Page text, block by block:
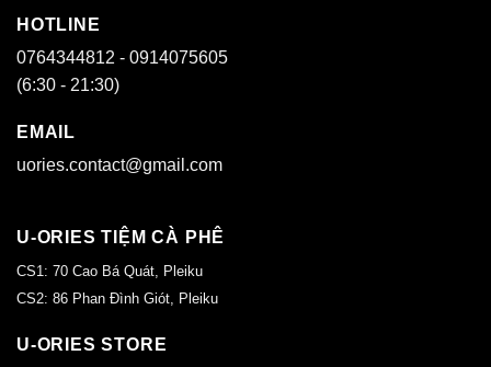
HOTLINE
0764344812 - 0914075605
(6:30 - 21:30)
EMAIL
uories.contact@gmail.com
U-ORIES TIỆM CÀ PHÊ
CS1: 70 Cao Bá Quát, Pleiku
CS2: 86 Phan Đình Giót, Pleiku
U-ORIES STORE